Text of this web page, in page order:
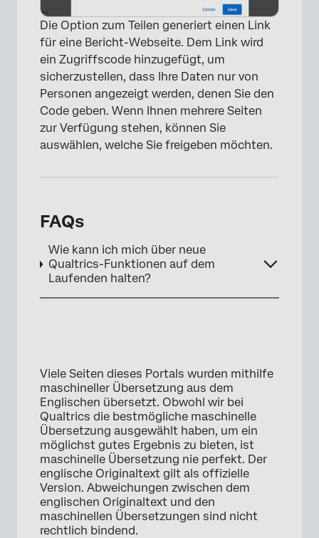
Die Option zum Teilen generiert einen Link
für eine Bericht-Webseite. Dem Link wird
ein Zugriffscode hinzugefügt, um
sicherzustellen, dass Ihre Daten nur von
Personen angezeigt werden, denen Sie den
Code geben. Wenn Ihnen mehrere Seiten
zur Verfügung stehen, können Sie
auswählen, welche Sie freigeben möchten.
FAQs
Wie kann ich mich über neue
Qualtrics-Funktionen auf dem
Laufenden halten?
Viele Seiten dieses Portals wurden mithilfe
maschineller Übersetzung aus dem
Englischen übersetzt. Obwohl wir bei
Qualtrics die bestmögliche maschinelle
Übersetzung ausgewählt haben, um ein
möglichst gutes Ergebnis zu bieten, ist
maschinelle Übersetzung nie perfekt. Der
englische Originaltext gilt als offizielle
Version. Abweichungen zwischen dem
englischen Originaltext und den
maschinellen Übersetzungen sind nicht
rechtlich bindend.